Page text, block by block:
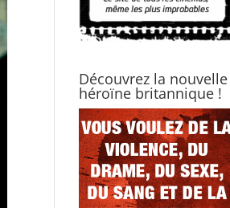
Découvrez la nouvelle
héroïne britannique !